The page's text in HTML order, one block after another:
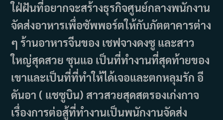
ใฝ่ฝันที่อยากจะสร้างธุรกิจศูนย์กลางพนักงาน
จัดส่งอาหารเพื่อซัพพอร์ตให้กับภัตตาคารต่าง
ๆ ร้านอาหารจีนของ เชฟจางดงซู และสาว
ใหญ่สุดสวย ซุนแอ เป็นที่ทำงานที่สุดท้ายของ
เขาและเป็นที่ที่ทำให้ได้เจอและตกหลุมรัก อี
ดันอา ( แชซูบิน) สาวสวยสุดสตรองเก่งกาจ
เรื่องการต่อสู้ที่ทำงานเป็นพนักงานจัดส่ง